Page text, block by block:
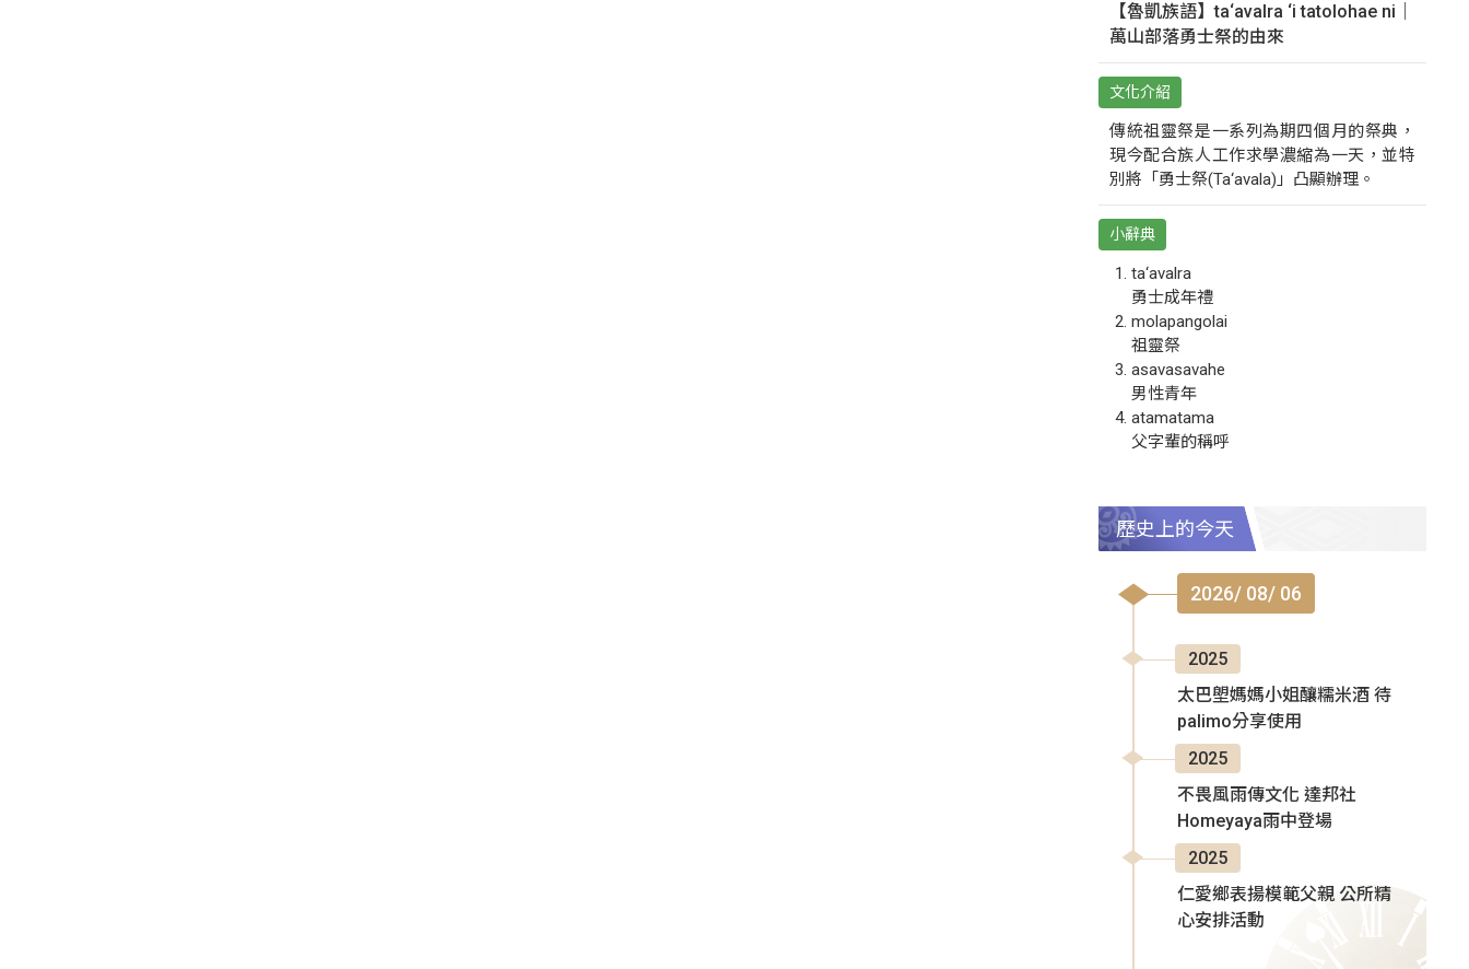
【魯凱族語】ta‘avalra ‘i tatolohae ni｜
萬山部落勇士祭的由來
文化介紹
傳統祖靈祭是一系列為期四個月的祭典，
現今配合族人工作求學濃縮為一天，並特
別將「勇士祭(Ta‘avala)」凸顯辦理。
小辭典
ta‘avalra
勇士成年禮
molapangolai
祖靈祭
asavasavahe
男性青年
atamatama
父字輩的稱呼
歷史上的今天
2026/ 08/ 06
2025
太巴塱媽媽小姐釀糯米酒 待
palimo分享使用
2025
不畏風雨傳文化 達邦社
Homeyaya雨中登場
2025
仁愛鄉表揚模範父親 公所精
心安排活動